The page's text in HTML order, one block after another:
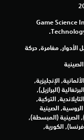
ق
ي
م
ا
ت
Game Science
الأدوار, مغامرة, حركة
الصينية
الإنجليزية,
(البرازيل),
التركية,
الصينية
الصينية (المبسطة),
الكورية,